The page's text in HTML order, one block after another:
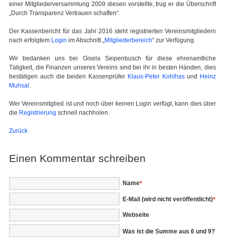
einer Mitgliederversammlung 2009 diesen vorstellte, trug er die Überschrift
„Durch Transparenz Vertrauen schaffen“.
Der Kassenbericht für das Jahr 2016 steht registrierten Vereinsmitgliedern
nach erfolgtem Login im Abschnitt „Mitgliederbereich“ zur Verfügung.
Wir bedanken uns bei Gisela Seipenbusch für diese ehrenamtliche
Tätigkeit, die Finanzen unseres Vereins sind bei ihr in besten Händen, dies
bestätigen auch die beiden Kassenprüfer Klaus-Peter Kohlhasund
Heinz
Muhsal .
Wer Vereinsmitglied ist und noch über keinen Login verfügt, kann dies über
die Registrierung schnell nachholen.
Zurück
Einen Kommentar schreiben
Pflichtfeld
Name*
Pflichtfeld
E-Mail (wird nicht veröffentlicht)*
Webseite
Was ist die Summe aus 6 und 9?